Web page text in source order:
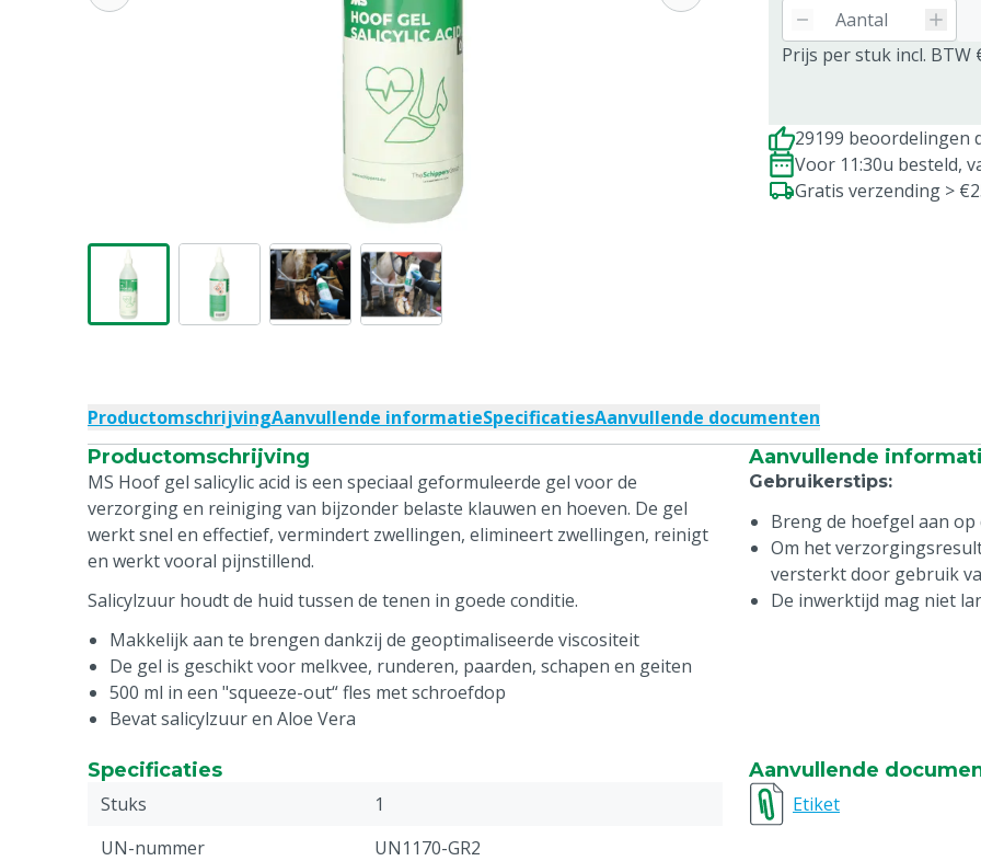
Prijs per stuk incl. BTW
29199 beoordelingen
Voor 11:30u besteld,
Gratis verzending >
ProductomschrijvingAanvullende informatieSpecificatiesAanvullende documenten
Productomschrijving
MS Hoof gel salicylic acid is een speciaal geformuleerde gel voor de
verzorging en reiniging van bijzonder belaste klauwen en hoeven. De gel
werkt snel en effectief, vermindert zwellingen, elimineert zwellingen, reinigt
en werkt vooral pijnstillend.
Salicylzuur houdt de huid tussen de tenen in goede conditie.
Makkelijk aan te brengen dankzij de geoptimaliseerde viscositeit
De gel is geschikt voor melkvee, runderen, paarden, schapen en geiten
500 ml in een "squeeze-out“ fles met schroefdop
Bevat salicylzuur en Aloe Vera
Aanvullende
Gebruikerstips:
Breng de hoefgel aan op
Om het
versterkt door gebruik
De inwerktijd mag niet
Specificaties
Stuks
1
UN-nummer
UN1170-GR2
Aanvullende
Etiket